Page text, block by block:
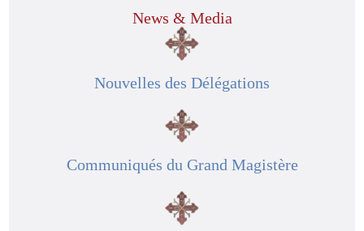
News & Media
Nouvelles des Délégations
Communiqués du Grand Magistère